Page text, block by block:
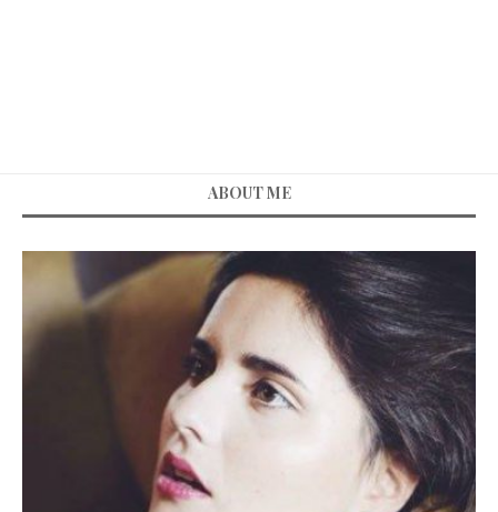
ABOUT ME